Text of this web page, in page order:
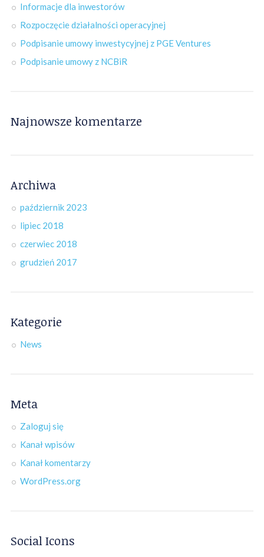
Informacje dla inwestorów
Rozpoczęcie działalności operacyjnej
Podpisanie umowy inwestycyjnej z PGE Ventures
Podpisanie umowy z NCBiR
Najnowsze komentarze
Archiwa
październik 2023
lipiec 2018
czerwiec 2018
grudzień 2017
Kategorie
News
Meta
Zaloguj się
Kanał wpisów
Kanał komentarzy
WordPress.org
Social Icons